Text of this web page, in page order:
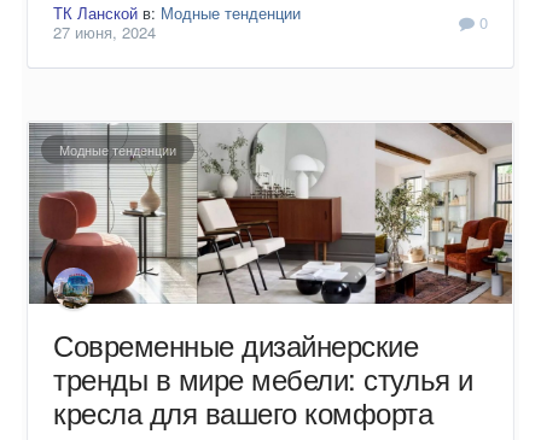
ТК Ланской в: Модные тенденции
27 июня, 2024
0
Модные тенденции
Современные дизайнерские
тренды в мире мебели: стулья и
кресла для вашего комфорта